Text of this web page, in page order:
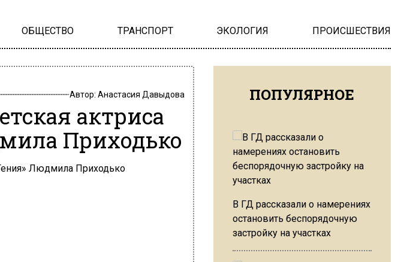
ОБЩЕСТВО ТРАНСПОРТ ЭКОЛОГИЯ ПРОИСШЕСТВИЯ
Автор: Анастасия Давыдова
актриса
Приходько
ПОПУЛЯРНОЕ
В ГД рассказали о намерениях
остановить беспорядочную
застройку на участках